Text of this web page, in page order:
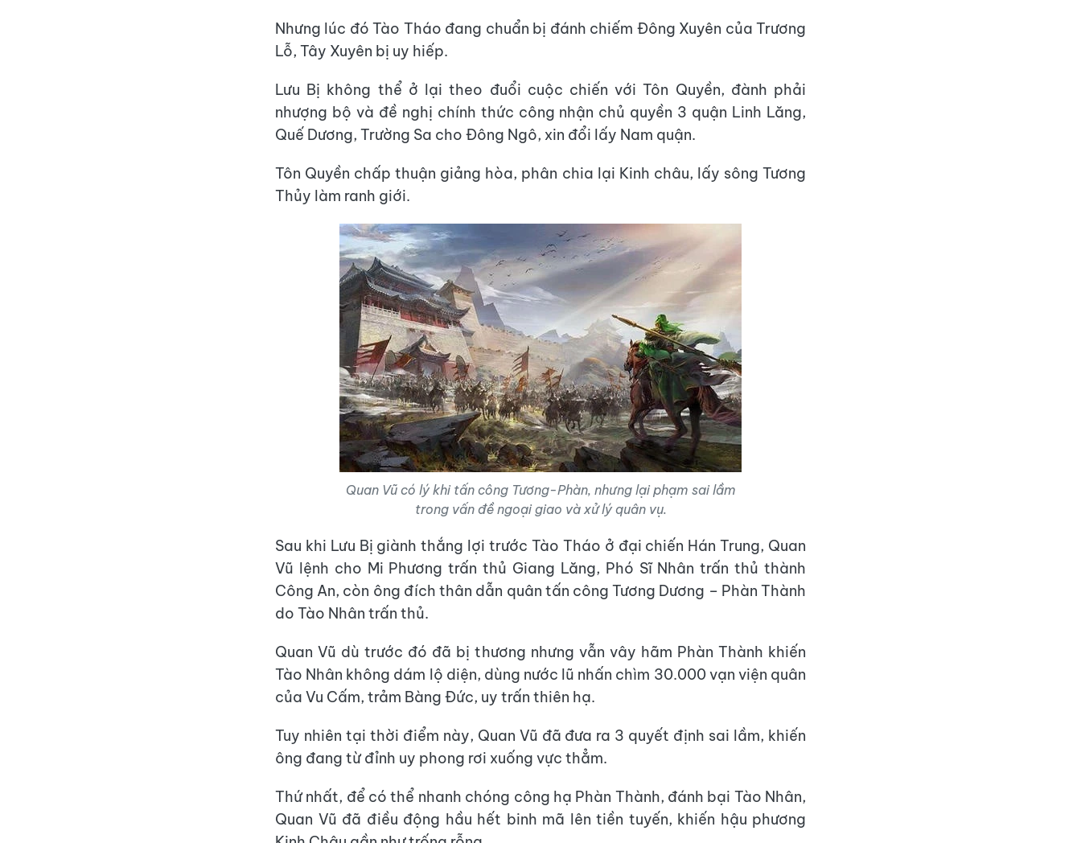
Nhưng lúc đó Tào Tháo đang chuẩn bị đánh chiếm Đông Xuyên của Trương
Lỗ, Tây Xuyên bị uy hiếp.
Lưu Bị không thể ở lại theo đuổi cuộc chiến với Tôn Quyền, đành phải
nhượng bộ và đề nghị chính thức công nhận chủ quyền 3 quận Linh Lăng,
Quế Dương, Trường Sa cho Đông Ngô, xin đổi lấy Nam quận.
Tôn Quyền chấp thuận giảng hòa, phân chia lại Kinh châu, lấy sông Tương
Thủy làm ranh giới.
Quan Vũ có lý khi tấn công Tương-Phàn, nhưng lại phạm sai lầm
trong vấn đề ngoại giao và xử lý quân vụ.
Sau khi Lưu Bị giành thắng lợi trước Tào Tháo ở đại chiến Hán Trung, Quan
Vũ lệnh cho Mi Phương trấn thủ Giang Lăng, Phó Sĩ Nhân trấn thủ thành
Công An, còn ông đích thân dẫn quân tấn công Tương Dương – Phàn Thành
do Tào Nhân trấn thủ.
Quan Vũ dù trước đó đã bị thương nhưng vẫn vây hãm Phàn Thành khiến
Tào Nhân không dám lộ diện, dùng nước lũ nhấn chìm 30.000 vạn viện quân
của Vu Cấm, trảm Bàng Đức, uy trấn thiên hạ.
Tuy nhiên tại thời điểm này, Quan Vũ đã đưa ra 3 quyết định sai lầm, khiến
ông đang từ đỉnh uy phong rơi xuống vực thẳm.
Thứ nhất, để có thể nhanh chóng công hạ Phàn Thành, đánh bại Tào Nhân,
Quan Vũ đã điều động hầu hết binh mã lên tiền tuyến, khiến hậu phương